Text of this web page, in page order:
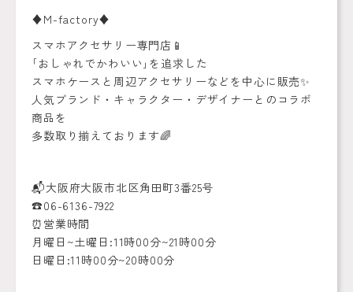
♦️M-factory♦️
スマホアクセサリー専門店📱
｢おしゃれでかわいい｣を追求した
スマホケースと周辺アクセサリーなどを中心に販売✨
人気ブランド・キャラクター・デザイナーとのコラボ
商品を
多数取り揃えております🌈
📬大阪府大阪市北区角田町3番25号
☎️06-6136-7922
⏰営業時間
月曜日~土曜日:11時00分~21時00分
日曜日:11時00分~20時00分